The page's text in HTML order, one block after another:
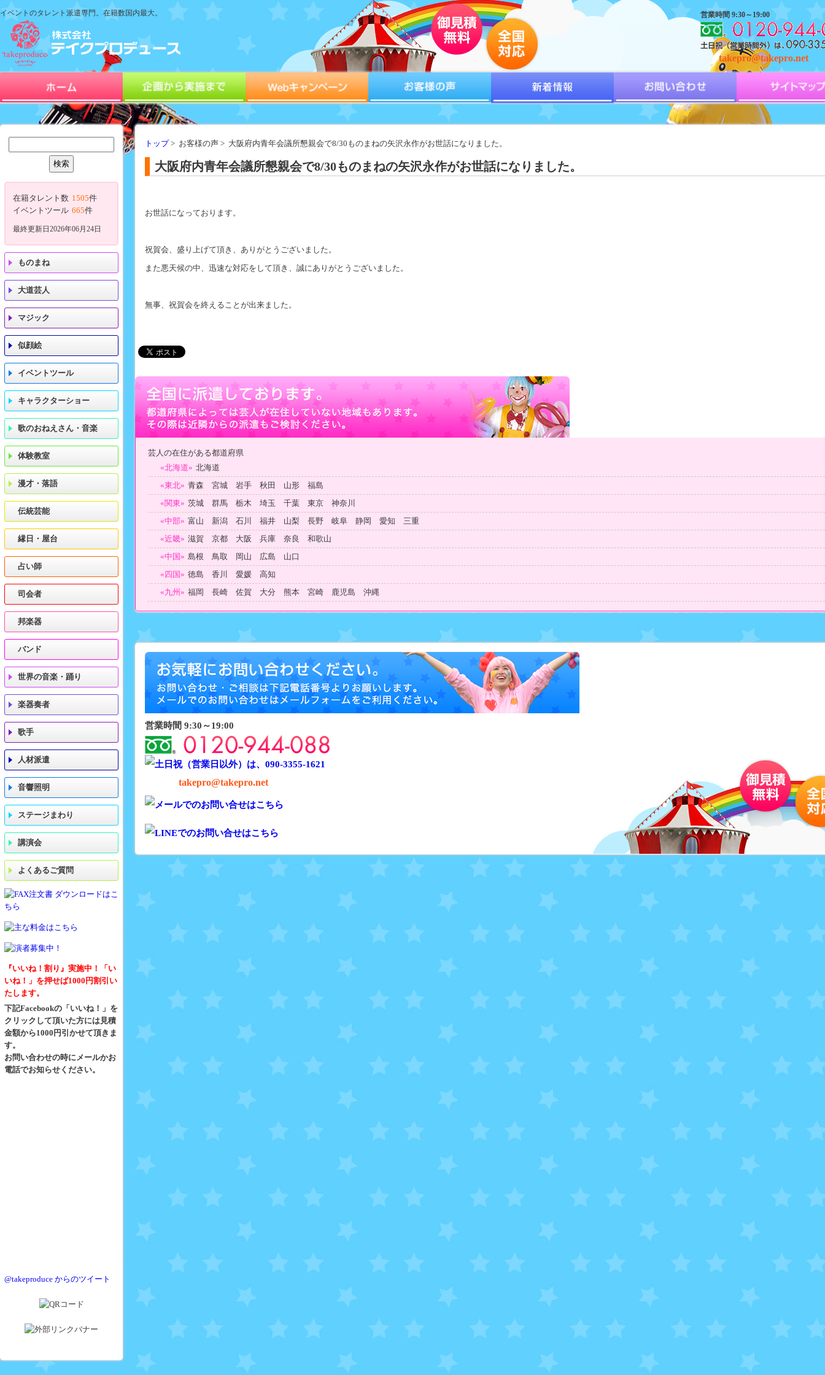
イベントのタレント派遣専門。在籍数国内最大。 営業時間 9:30～19:00
takepro@takepro.net
トップ> お客様の声 > 大阪府内青年会議所懇親会で8/30ものまねの矢沢永作がお世話になりました。
大阪府内青年会議所懇親会で8/30ものまねの矢沢永作がお世話になりました。
お世話になっております。
祝賀会、盛り上げて頂き、ありがとうございました。
また悪天候の中、迅速な対応をして頂き、誠にありがとうございました。
無事、祝賀会を終えることが出来ました。
芸人の在住がある都道府県
«北海道» 北海道
«東北» 青森 宮城 岩手 秋田 山形 福島
«関東» 茨城 群馬 栃木 埼玉 千葉 東京 神奈川
«中部» 富山 新潟 石川 福井 山梨 長野 岐阜 静岡 愛知 三重
«近畿» 滋賀 京都 大阪 兵庫 奈良 和歌山
«中国» 島根 鳥取 岡山 広島 山口
«四国» 徳島 香川 愛媛 高知
«九州» 福岡 長崎 佐賀 大分 熊本 宮崎 鹿児島 沖縄
営業時間 9:30～19:00
takepro@takepro.net
在籍タレント数 1505件
イベントツール 665件
最終更新日2026年06月24日
ものまね
大道芸人
マジック
似顔絵
イベントツール
キャラクターショー
歌のおねえさん・音楽
体験教室
漫才・落語
伝統芸能
縁日・屋台
占い師
司会者
邦楽器
バンド
世界の音楽・踊り
楽器奏者
歌手
人材派遣
音響照明
ステージまわり
講演会
よくあるご質問
『いいね！割り』実施中！「い
いね！」を押せば1000円割引い
たします。
下記Facebookの「いいね！」を
クリックして頂いた方には見積
金額から1000円引かせて頂きま
す。
お問い合わせの時にメールかお
電話でお知らせください。
@takeproduce からのツイート